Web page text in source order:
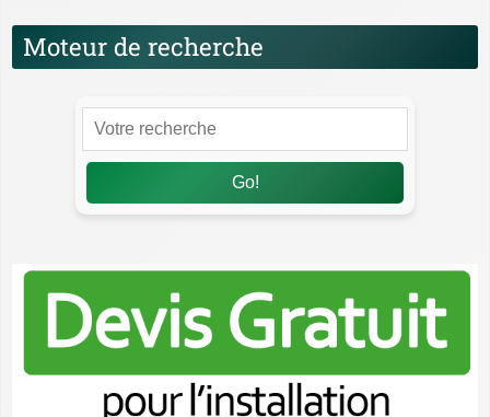
Moteur de recherche
Go!